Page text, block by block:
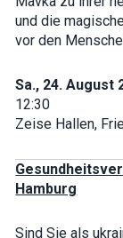
und die
vor den
Sa., 24. August
12:30
Zeise Hallen,
Hamburg
Sind Sie als